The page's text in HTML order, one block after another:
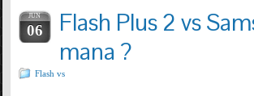
JUN
06
Flash Plus 2 vs
mana ?
Flash vs